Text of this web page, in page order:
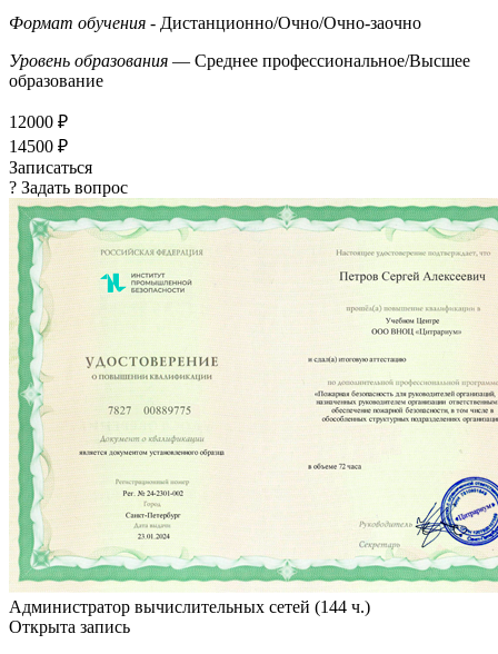
Формат обучения - Дистанционно/Очно/Очно-заочно
Уровень образования — Среднее профессиональное/Высшее
образование
12000 ₽
14500 ₽
Записаться
? Задать вопрос
Администратор вычислительных сетей (144 ч.)
Открыта запись